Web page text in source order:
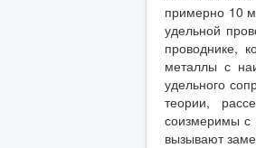
примерно 10
удельной
проводнике,
металлы с
удельного
теории,
соизмеримы с
вызывают